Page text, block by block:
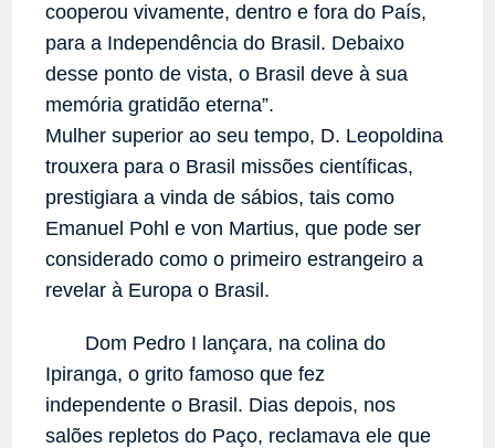
cooperou vivamente, dentro e fora do País,
para a Independência do Brasil. Debaixo
desse ponto de vista, o Brasil deve à sua
memória gratidão eterna”.
Mulher superior ao seu tempo, D. Leopoldina
trouxera para o Brasil missões científicas,
prestigiara a vinda de sábios, tais como
Emanuel Pohl e von Martius, que pode ser
considerado como o primeiro estrangeiro a
revelar à Europa o Brasil.
Dom Pedro I lançara, na colina do
Ipiranga, o grito famoso que fez
independente o Brasil. Dias depois, nos
salões repletos do Paço, reclamava ele que